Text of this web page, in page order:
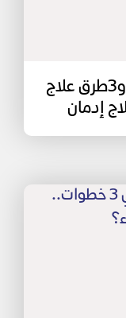
أضرار إدمان الكريستال ميث، و3طرق علاج
إدمان